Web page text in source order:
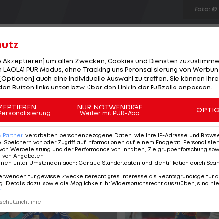
Foto: ©
im Aquatics Centre zu London nichts zu holen.
Florian Janistyn bleiben in 7:17,94 Minuten hinter
auf dem 16. und letzten Platz. Ebenfalls
bleibt im Vorlauf über 200m Brust in 2:15,98
Beszeit und landet letztendlich auf dem 29. Rang.
Akzeptieren] um allen Zwecken, Cookies und Diensten
PUR Modus, ohne Tracking uns Peronsalisierung von
auch eine individuelle Auswahl zu treffen. Sie können
Button links unten bzw. über den Link in der Fußzeile anpassen.
NUR NOTWENDIGE
Weiter mit PUR-Abo
Partner verarbeiten personenbezogene Daten, wie Ihre IP-Adresse und
: Speichern von oder Zugriff auf Informationen auf einem Endgerät;
Werbeleistung und der Performance von Inhalten, Zielgruppenforschung
von Angeboten
unter Umständen auch: Genaue Standortdaten und Identifikation durch
für gewisse Zwecke berechtigtes Interesse als Rechtsgrundlage für
Details dazu, sowie die Möglichkeit Ihr Widerspruchsrecht auszuüben, sind